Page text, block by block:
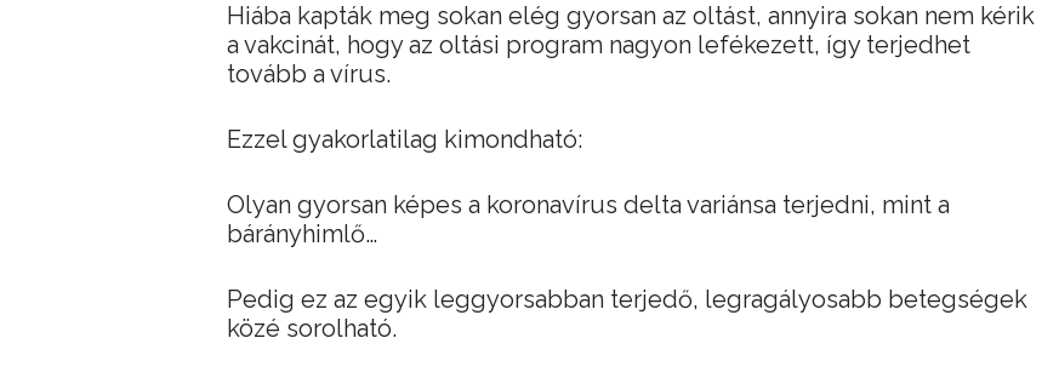
Hiába kapták meg sokan elég gyorsan az oltást, annyira sokan nem kérik
a vakcinát, hogy az oltási program nagyon lefékezett, így terjedhet
tovább a vírus.
Ezzel gyakorlatilag kimondható:
Olyan gyorsan képes a koronavírus delta variánsa terjedni, mint a
bárányhimlő…
Pedig ez az egyik leggyorsabban terjedő, legragályosabb betegségek
közé sorolható.